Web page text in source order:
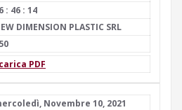
: 46 : 14
DIMENSION PLASTIC SRL
PDF
Novembre 10, 2021